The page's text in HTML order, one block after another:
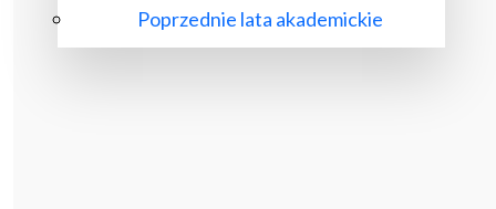
Poprzednie lata akademickie